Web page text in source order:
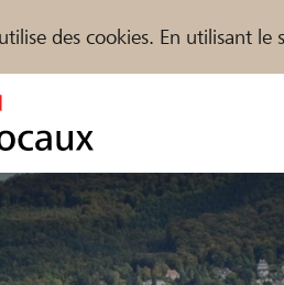
des cookies. En utilisant
Soutien & assistance